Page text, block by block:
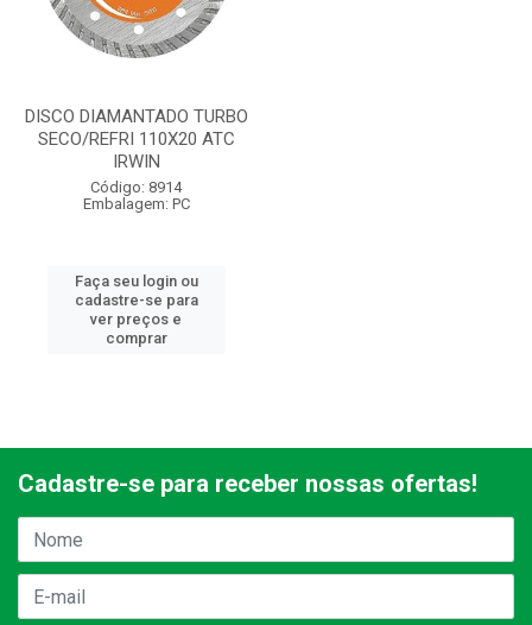
DISCO DIAMANTADO TURBO
SECO/REFRI 110X20 ATC
IRWIN
Código: 8914
Embalagem: PC
Faça seu login ou
cadastre-se para
ver preços e
comprar
Cadastre-se para receber nossas ofertas!